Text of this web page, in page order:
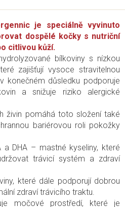
je speciálně vyvinuto
dospělé kočky s nutriční
citlivou kůží.
bílkoviny s nízkou
zajišťují vysoce stravitelnou
konečném důsledku podporuje
a snižuje riziko alergické
živin pomáhá toto složení také
bariérovou roli pokožky
DHA – mastné kyseliny, které
trávicí systém a zdraví
které dále podporují dobrou
zdraví trávicího traktu.
močové prostředí, které je